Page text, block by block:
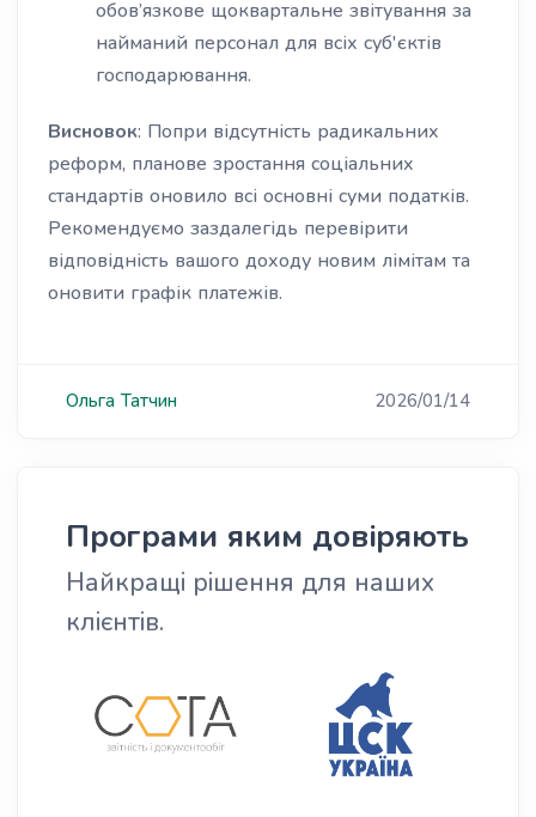
обов’язкове щоквартальне звітування за
найманий персонал для всіх суб'єктів
господарювання.
Висновок: Попри відсутність радикальних
реформ, планове зростання соціальних
стандартів оновило всі основні суми податків.
Рекомендуємо заздалегідь перевірити
відповідність вашого доходу новим лімітам та
оновити графік платежів.
Ольга Татчин 2026/01/14
Програми яким довіряють
Найкращі рішення для наших
клієнтів.